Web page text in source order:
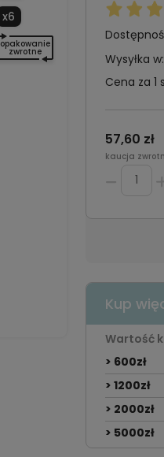
x6
opakowanie
zwrotne
Wysyłka w:
Cena za 1
57,60 zł
kaucja
Kup
Wartość
> 600zł
> 1200zł
> 2000zł
> 5000zł